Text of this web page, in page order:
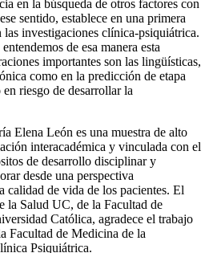
en la búsqueda de otros factores con
sentido, establece en una primera
las investigaciones clínica-psiquiátrica.
de esa manera esta
importantes son las lingüísticas,
como en la predicción de etapa
riesgo de desarrollar la
Elena León es una muestra de alto
interacadémica y vinculada con el
de desarrollo disciplinar y
desde una perspectiva
calidad de vida de los pacientes. El
la Salud UC, de la Facultad de
Católica, agradece el trabajo
Facultad de Medicina de la
Psiquiátrica.